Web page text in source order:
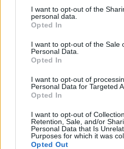
not limited to your visit or usage
grant or deny consent to Google
use your data for below
consent section.
I want to opt-out of the
personal data.
Opted In
I want to opt-out of the Sale
Personal Data.
Opted In
I want to opt-out of
Personal Data for Targeted
Opted In
I want to opt-out of
Retention, Sale, and/or
Personal Data that Is
Purposes for which it was
Opted Out
Megosztás
Itt állíthatod be
,
keresőben
glamour.hu cikkeit